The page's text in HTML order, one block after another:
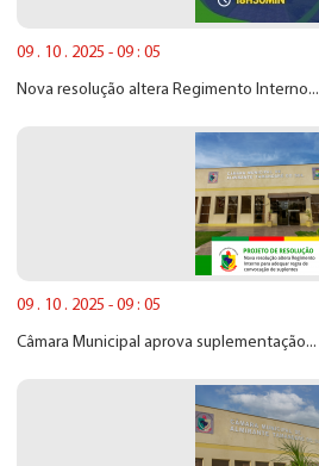
09 . 10 . 2025 - 09 : 05
Nova resolução altera Regimento Interno...
09 . 10 . 2025 - 09 : 05
Câmara Municipal aprova suplementação...